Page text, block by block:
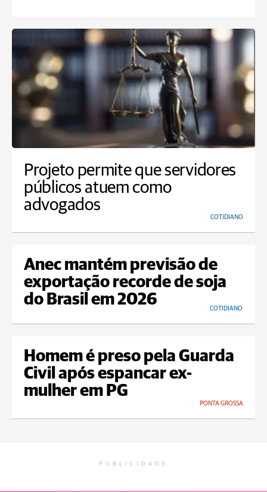
Projeto permite que servidores
públicos atuem como
advogados
COTIDIANO
Anec mantém previsão de
exportação recorde de soja
do Brasil em 2026
COTIDIANO
Homem é preso pela Guarda
Civil após espancar ex-
mulher em PG
PONTA GROSSA
PUBLICIDADE